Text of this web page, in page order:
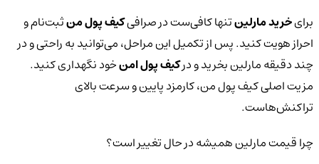
برایخرید مارلینتنها کافی‌ست در صرافیکیف پول منثبت‌نام و
احراز هویت کنید. پس از تکمیل این مراحل، می‌توانید به راحتی و در
چند دقیقه مارلین بخرید و درکیف پول امنخود نگهداری کنید.
مزیت اصلی کیف پول من، کارمزد پایین و سرعت بالای
تراکنش‌هاست.
چرا قیمت مارلین همیشه در حال تغییر است؟